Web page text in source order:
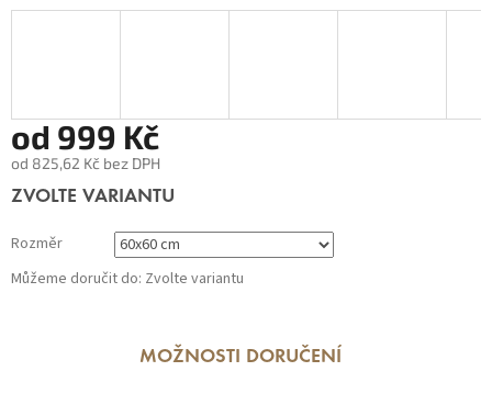
od 999 Kč
od 825,62 Kč bez DPH
Měrná
ZVOLTE VARIANTU
Rozměr
Můžeme doručit do: Zvolte variantu
MOŽNOSTI DORUČENÍ